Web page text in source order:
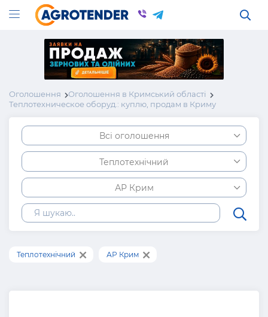
Оголошення
Оголошення в Кримський області
Теплотехническое оборуд.: куплю, продам в Криму
Всі оголошення
Теплотехнічний
АР Крим
Теплотехнічний АР Крим